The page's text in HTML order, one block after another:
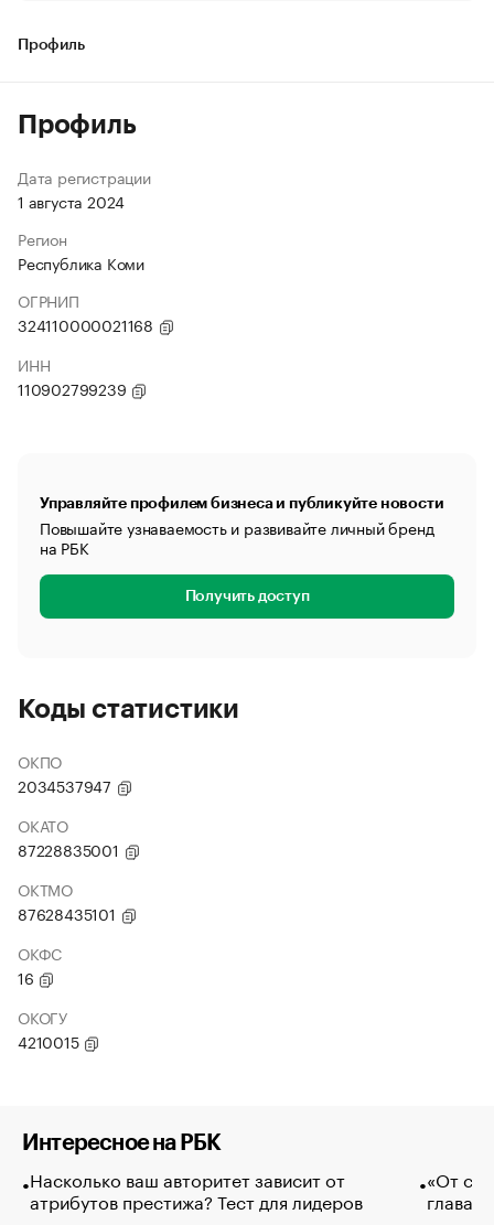
Профиль
Профиль
Дата регистрации
1 августа 2024
Регион
Республика Коми
ОГРНИП
324110000021168
ИНН
110902799239
Управляйте профилем бизнеса и публикуйте новости
Повышайте узнаваемость и развивайте личный бренд
на РБК
Получить доступ
Коды статистики
ОКПО
2034537947
ОКАТО
87228835001
ОКТМО
87628435101
ОКФС
16
ОКОГУ
4210015
Интересное на РБК
Насколько ваш авторитет зависит от
атрибутов престижа? Тест для лидеров
«От
глава